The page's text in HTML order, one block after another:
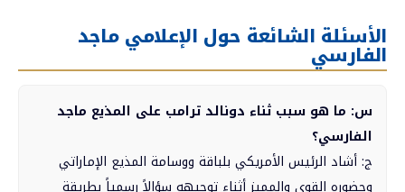
الأسئلة الشائعة حول الإعلامي ماجد
الفارسي
س: ما هو سبب ثناء دونالد ترامب على المذيع ماجد
الفارسي؟
ج: أشاد الرئيس الأمريكي بلباقة ووسامة المذيع الإماراتي
وحضوره القوي والمميز أثناء توجيهه سؤالاً رسمياً بطريقة